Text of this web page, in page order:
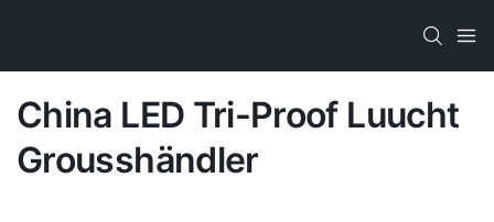
China LED Tri-Proof Luucht
Grousshändler